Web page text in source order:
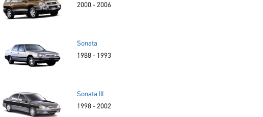
2000 - 2006
Sonata
1988 - 1993
Sonata III
1998 - 2002